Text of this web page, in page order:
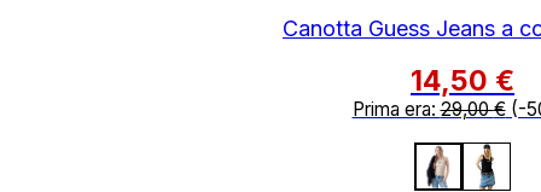
Canotta Guess Jeans a
14,50 €
Prima era:29,00€(-